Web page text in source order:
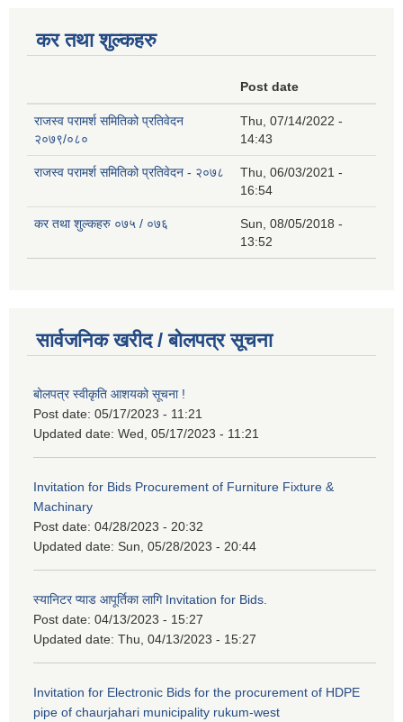
कर तथा शुल्कहरु
Post date
राजस्व परामर्श समितिको प्रतिवेदन
२०७९/०८०
Thu, 07/14/2022 -
14:43
राजस्व परामर्श समितिको प्रतिवेदन - २०७८
Thu, 06/03/2021 -
16:54
कर तथा शुल्कहरु ०७५ / ०७६
Sun, 08/05/2018 -
13:52
सार्वजनिक खरीद / बोलपत्र सूचना
बोलपत्र स्वीकृति आशयको सूचना !
Post date: 05/17/2023 - 11:21
Updated date: Wed, 05/17/2023 - 11:21
Invitation for Bids Procurement of Furniture Fixture &
Machinary
Post date: 04/28/2023 - 20:32
Updated date: Sun, 05/28/2023 - 20:44
स्यानिटर प्याड आपूर्तिका लागि Invitation for Bids.
Post date: 04/13/2023 - 15:27
Updated date: Thu, 04/13/2023 - 15:27
Invitation for Electronic Bids for the procurement of HDPE
pipe of chaurjahari municipality rukum-west